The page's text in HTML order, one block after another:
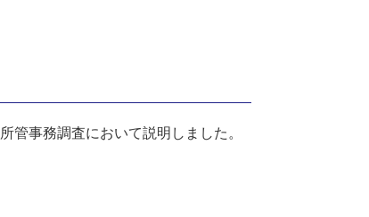
管事務調査において説明しました。